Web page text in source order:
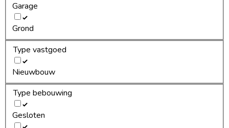
Garage
Grond
Type vastgoed
Nieuwbouw
Type bebouwing
Gesloten